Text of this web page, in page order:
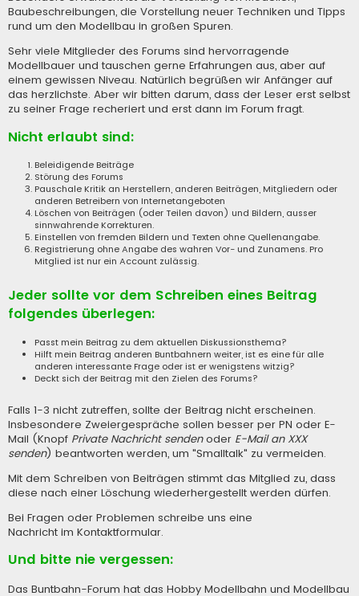
Baubeschreibungen, die Vorstellung neuer Techniken und Tipps
rund um den Modellbau in großen Spuren.
Sehr viele Mitglieder des Forums sind hervorragende
Modellbauer und tauschen gerne Erfahrungen aus, aber auf
einem gewissen Niveau. Natürlich begrüßen wir Anfänger auf
das herzlichste. Aber wir bitten darum, dass der Leser erst selbst
zu seiner Frage recheriert und erst dann im Forum fragt.
Nicht erlaubt sind:
Beleidigende Beiträge
Störung des Forums
Pauschale Kritik an Herstellern, anderen Beiträgen, Mitgliedern oder
anderen Betreibern von Internetangeboten
Löschen von Beiträgen (oder Teilen davon) und Bildern, ausser
sinnwahrende Korrekturen.
Einstellen von fremden Bildern und Texten ohne Quellenangabe.
Registrierung ohne Angabe des wahren Vor- und Zunamens. Pro
Mitglied ist nur ein Account zulässig.
Jeder sollte vor dem Schreiben eines Beitrag
folgendes überlegen:
Passt mein Beitrag zu dem aktuellen Diskussionsthema?
Hilft mein Beitrag anderen Buntbahnern weiter, ist es eine für alle
anderen interessante Frage oder ist er wenigstens witzig?
Deckt sich der Beitrag mit den Zielen des Forums?
Falls 1-3 nicht zutreffen, sollte der Beitrag nicht erscheinen.
Insbesondere Zweiergespräche sollen besser per PN oder E-
Mail (Knopf Private Nachricht sendenoder E-Mail an XXX
senden) beantworten werden, um "Smalltalk" zu vermeiden.
Mit dem Schreiben von Beiträgen stimmt das Mitglied zu, dass
diese nach einer Löschung wiederhergestellt werden dürfen.
Bei Fragen oder Problemen schreibe uns eine
Nachricht im Kontaktformular.
Und bitte nie vergessen:
Das Buntbahn-Forum hat das Hobby Modellbahn und Modellbau